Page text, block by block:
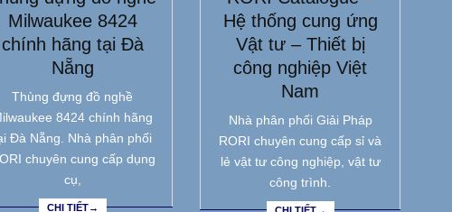
Milwaukee 8424
chính hãng tại Đà
Nẵng
Thùng đựng đồ nghề
8424 chính hãng
Đà Nẵng. Nhà phân phối
chuyên cung cấp dụng
cụ,
CHI TIẾT→
Hệ thống cung ứng
Vật tư – Thiết bị
công nghiệp Việt
Nam
Nhà phân phối Giải Pháp
RORI chuyên cung cấp sỉ và
lẻ vật tư công nghiệp, vật tư
công trình.